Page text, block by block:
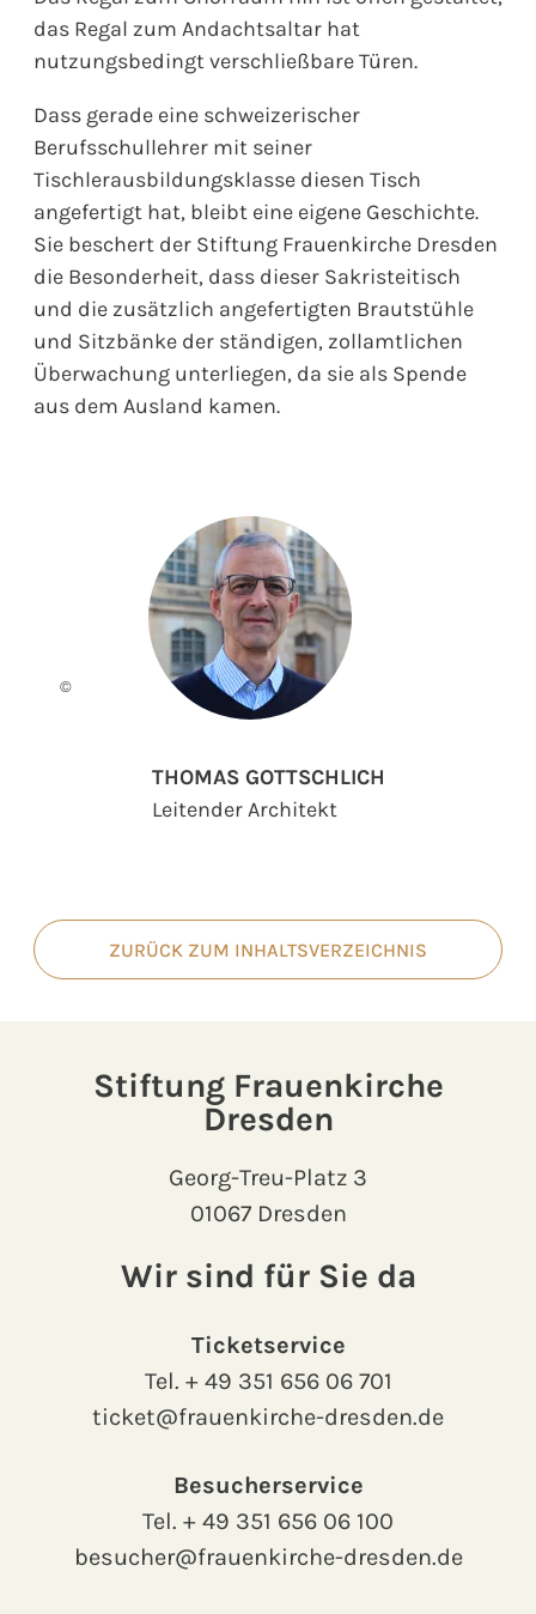
das Regal zum Andachtsaltar hat
nutzungsbedingt verschließbare Türen.
Dass gerade eine schweizerischer
Berufsschullehrer mit seiner
Tischlerausbildungsklasse diesen Tisch
angefertigt hat, bleibt eine eigene Geschichte.
Sie beschert der Stiftung Frauenkirche Dresden
die Besonderheit, dass dieser Sakristeitisch
und die zusätzlich angefertigten Brautstühle
und Sitzbänke der ständigen, zollamtlichen
Überwachung unterliegen, da sie als Spende
aus dem Ausland kamen.
©
THOMAS GOTTSCHLICH
Leitender Architekt
ZURÜCK ZUM INHALTSVERZEICHNIS
Stiftung Frauenkirche
Dresden
Georg-Treu-Platz 3
01067 Dresden
Wir sind für Sie da
Ticketservice
Tel. + 49 351 656 06 701
ticket@frauenkirche-dresden.de
Besucherservice
Tel. + 49 351 656 06 100
besucher@frauenkirche-dresden.de